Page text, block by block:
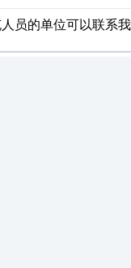
员的单位可以联系我